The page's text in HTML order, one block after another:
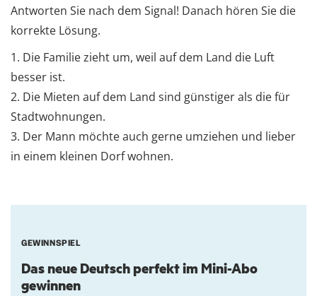
Antworten Sie nach dem Signal! Danach hören Sie die
korrekte Lösung.
1. Die Familie zieht um, weil auf dem Land die Luft
besser ist.
2. Die Mieten auf dem Land sind günstiger als die für
Stadtwohnungen.
3. Der Mann möchte auch gerne umziehen und lieber
in einem kleinen Dorf wohnen.
GEWINNSPIEL
Das neue Deutsch perfekt im Mini-Abo
gewinnen